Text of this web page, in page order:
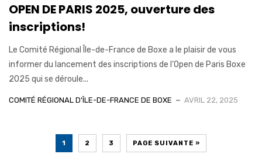
OPEN DE PARIS 2025, ouverture des
inscriptions!
Le Comité Régional Île-de-France de Boxe a le plaisir de vous
informer du lancement des inscriptions de l’Open de Paris Boxe
2025 qui se déroule...
COMITÉ RÉGIONAL D'ÎLE-DE-FRANCE DE BOXE AVRIL 22, 2025
1 2 3 PAGE SUIVANTE »